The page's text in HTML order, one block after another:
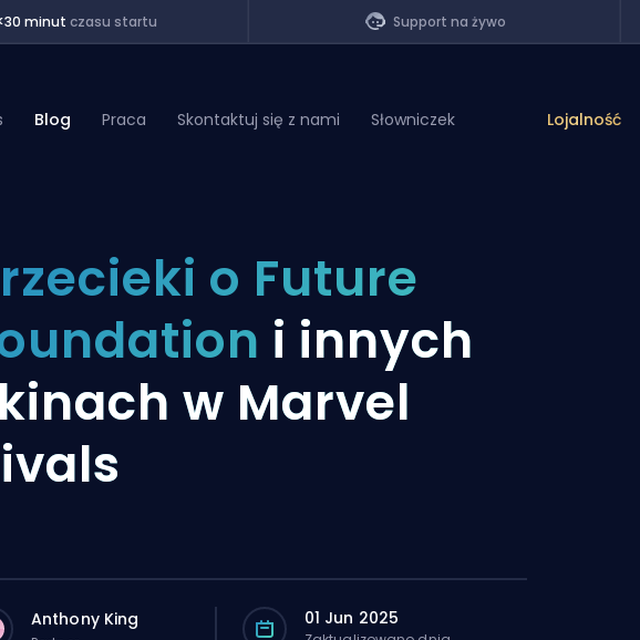
minutczasu startu Support na żywo
Blog Praca Skontaktuj się z nami Słowniczek Lojalność
o Future
i innych
w Marvel
Anthony King 01 Jun 2025